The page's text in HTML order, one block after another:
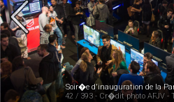
Soir�e d'inauguration de la
42 / 393 - Cr�dit photo AFJV